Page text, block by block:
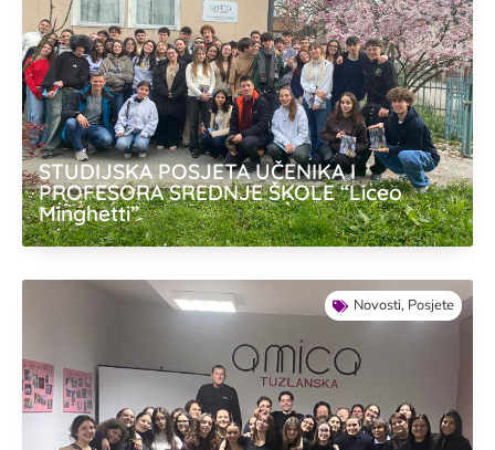
STUDIJSKA POSJETA UČENIKA I
PROFESORA SREDNJE ŠKOLE “Liceo
Minghetti”
Novosti, Posjete